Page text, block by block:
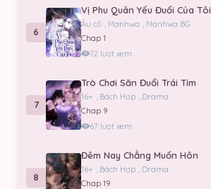
6
Vị Phu Quân Yếu Đuối Của Tôi
Âu cổ , Manhwa , Manhwa BG
Chap 1
72 lượt xem
7
Trò Chơi Săn Đuổi Trái Tim
16+ , Bách Hợp , Drama
Chap 9
67 lượt xem
8
Đêm Nay Chẳng Muốn Hôn
16+ , Bách Hợp , Drama
Chap 19